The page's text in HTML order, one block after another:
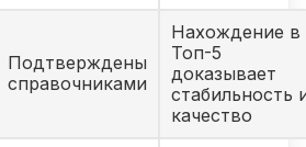
Подтверждены
справочниками
Нахождение в
Топ-5
доказывает
стабильность
качество